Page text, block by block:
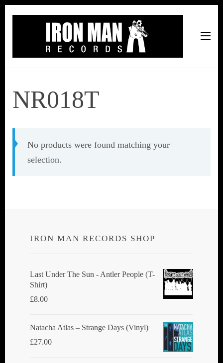
NR018T
No products were found matching your
selection.
IRON MAN RECORDS SHOP
Last Under The Sun - Antler People (T-
Shirt)
£8.00
Natacha Atlas ‎– Strange Days (Vinyl)
£27.00